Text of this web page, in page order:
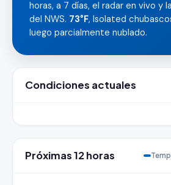
horas, a 7 días, el radar en vivo y
del NWS. 73°F, Isolated
luego parcialmente nublado.
Condiciones actuales
Próximas 12 horas